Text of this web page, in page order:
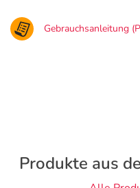
Gebrauchsanleitung
Produkte aus